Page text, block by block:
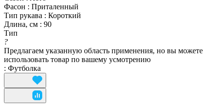
Фасон : Приталенный
Тип рукава : Короткий
Длина, см : 90
Тип
?
Предлагаем указанную область применения, но вы можете
использовать товар по вашему усмотрению
: Футболка